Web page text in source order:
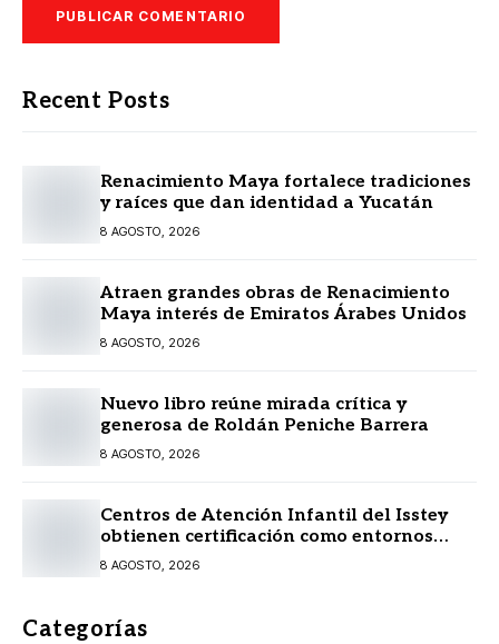
Recent Posts
Renacimiento Maya fortalece tradiciones
y raíces que dan identidad a Yucatán
8 AGOSTO, 2026
Atraen grandes obras de Renacimiento
Maya interés de Emiratos Árabes Unidos
8 AGOSTO, 2026
Nuevo libro reúne mirada crítica y
generosa de Roldán Peniche Barrera
8 AGOSTO, 2026
Centros de Atención Infantil del Isstey
obtienen certificación como entornos
amigables con la lactancia materna
8 AGOSTO, 2026
Categorías